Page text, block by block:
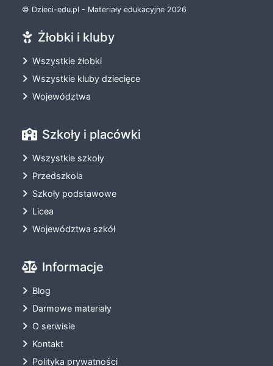
© Dzieci-edu.pl - Materiały edukacyjne 2026
Żłobki i kluby
Wszystkie żłobki
Wszystkie kluby dziecięce
Województwa
Szkoły i placówki
Wszystkie szkoły
Przedszkola
Szkoły podstawowe
Licea
Województwa szkół
Informacje
Blog
Darmowe materiały
O serwisie
Kontakt
Polityka prywatności